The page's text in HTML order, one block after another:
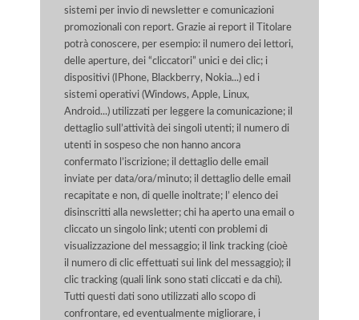
sistemi per invio di newsletter e comunicazioni
promozionali con report. Grazie ai report il Titolare
potrà conoscere, per esempio: il numero dei lettori,
delle aperture, dei “cliccatori” unici e dei clic; i
dispositivi (IPhone, Blackberry, Nokia...) ed i
sistemi operativi (Windows, Apple, Linux,
Android...) utilizzati per leggere la comunicazione; il
dettaglio sull’attività dei singoli utenti; il numero di
utenti in sospeso che non hanno ancora
confermato l’iscrizione; il dettaglio delle email
inviate per data/ora/minuto; il dettaglio delle email
recapitate e non, di quelle inoltrate; l’ elenco dei
disinscritti alla newsletter; chi ha aperto una email o
cliccato un singolo link; utenti con problemi di
visualizzazione del messaggio; il link tracking (cioè
il numero di clic effettuati sui link del messaggio); il
clic tracking (quali link sono stati cliccati e da chi).
Tutti questi dati sono utilizzati allo scopo di
confrontare, ed eventualmente migliorare, i